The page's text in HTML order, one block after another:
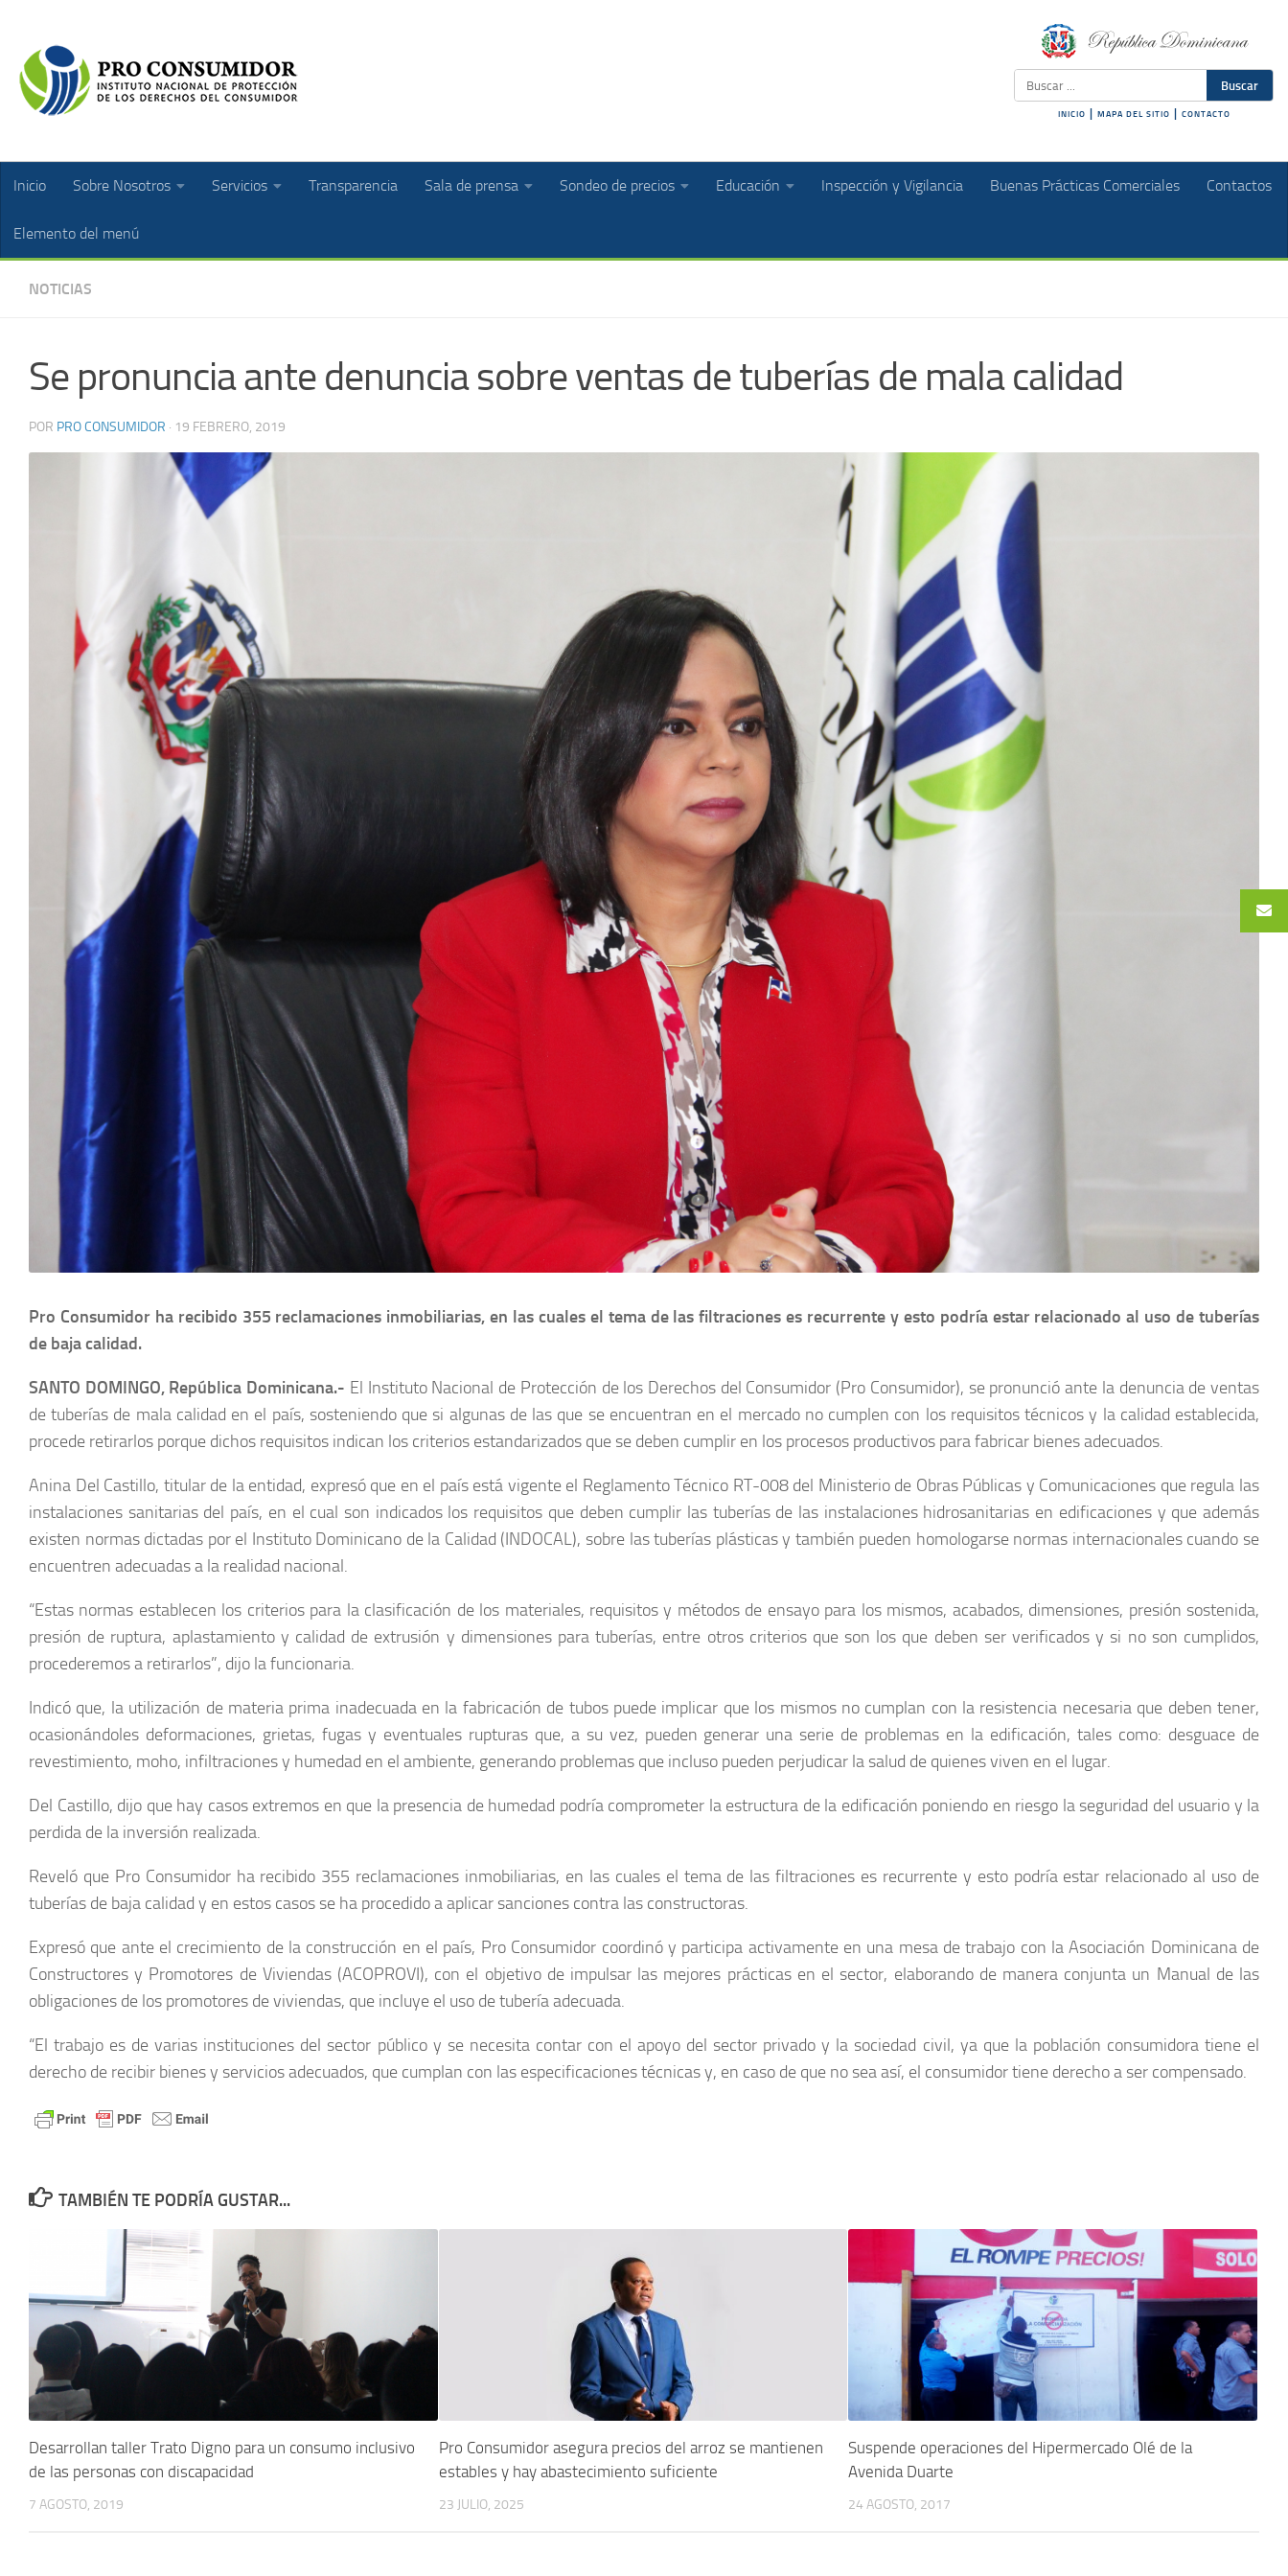
Buscar
INICIO MAPA DEL SITIO CONTACTO
Inicio Sobre Nosotros Servicios Transparencia Sala de prensa Sondeo de precios Educación Inspección y Vigilancia Buenas Prácticas Comerciales Contactos
Elemento del menú
NOTICIAS
Se pronuncia ante denuncia sobre ventas de tuberías de mala calidad
POR PRO CONSUMIDOR · 19 FEBRERO, 2019
Pro Consumidor ha recibido 355 reclamaciones inmobiliarias, en las cuales el tema de las filtraciones es recurrente y esto podría estar relacionado al uso de tuberías
de baja calidad.
SANTO DOMINGO, República Dominicana.- El Instituto Nacional de Protección de los Derechos del Consumidor (Pro Consumidor), se pronunció ante la denuncia de ventas
de tuberías de mala calidad en el país, sosteniendo que si algunas de las que se encuentran en el mercado no cumplen con los requisitos técnicos y la calidad establecida,
procede retirarlos porque dichos requisitos indican los criterios estandarizados que se deben cumplir en los procesos productivos para fabricar bienes adecuados.
Anina Del Castillo, titular de la entidad, expresó que en el país está vigente el Reglamento Técnico RT-008 del Ministerio de Obras Públicas y Comunicaciones que regula las
instalaciones sanitarias del país, en el cual son indicados los requisitos que deben cumplir las tuberías de las instalaciones hidrosanitarias en edificaciones y que además
existen normas dictadas por el Instituto Dominicano de la Calidad (INDOCAL), sobre las tuberías plásticas y también pueden homologarse normas internacionales cuando se
encuentren adecuadas a la realidad nacional.
“Estas normas establecen los criterios para la clasificación de los materiales, requisitos y métodos de ensayo para los mismos, acabados, dimensiones, presión sostenida,
presión de ruptura, aplastamiento y calidad de extrusión y dimensiones para tuberías, entre otros criterios que son los que deben ser verificados y si no son cumplidos,
procederemos a retirarlos”, dijo la funcionaria.
Indicó que, la utilización de materia prima inadecuada en la fabricación de tubos puede implicar que los mismos no cumplan con la resistencia necesaria que deben tener,
ocasionándoles deformaciones, grietas, fugas y eventuales rupturas que, a su vez, pueden generar una serie de problemas en la edificación, tales como: desguace de
revestimiento, moho, infiltraciones y humedad en el ambiente, generando problemas que incluso pueden perjudicar la salud de quienes viven en el lugar.
Del Castillo, dijo que hay casos extremos en que la presencia de humedad podría comprometer la estructura de la edificación poniendo en riesgo la seguridad del usuario y la
perdida de la inversión realizada.
Reveló que Pro Consumidor ha recibido 355 reclamaciones inmobiliarias, en las cuales el tema de las filtraciones es recurrente y esto podría estar relacionado al uso de
tuberías de baja calidad y en estos casos se ha procedido a aplicar sanciones contra las constructoras.
Expresó que ante el crecimiento de la construcción en el país, Pro Consumidor coordinó y participa activamente en una mesa de trabajo con la Asociación Dominicana de
Constructores y Promotores de Viviendas (ACOPROVI), con el objetivo de impulsar las mejores prácticas en el sector, elaborando de manera conjunta un Manual de las
obligaciones de los promotores de viviendas, que incluye el uso de tubería adecuada.
“El trabajo es de varias instituciones del sector público y se necesita contar con el apoyo del sector privado y la sociedad civil, ya que la población consumidora tiene el
derecho de recibir bienes y servicios adecuados, que cumplan con las especificaciones técnicas y, en caso de que no sea así, el consumidor tiene derecho a ser compensado.
TAMBIÉN TE PODRÍA GUSTAR...
Desarrollan taller Trato Digno para un consumo inclusivo
de las personas con discapacidad
7 AGOSTO, 2019
Pro Consumidor asegura precios del arroz se mantienen
estables y hay abastecimiento suficiente
23 JULIO, 2025
Suspende operaciones del Hipermercado Olé de la
Avenida Duarte
24 AGOSTO, 2017